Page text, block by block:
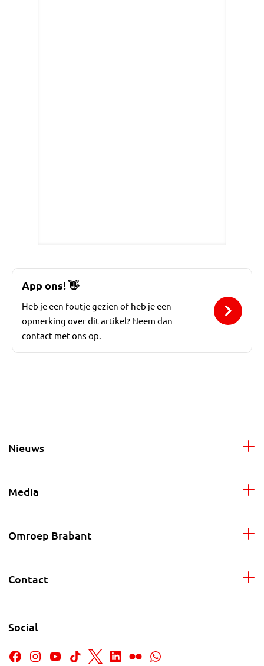
App ons!👋
Heb je een foutje gezien of heb je een
opmerking over dit artikel? Neem dan
contact met ons op.
Nieuws
Media
Omroep Brabant
Contact
Social